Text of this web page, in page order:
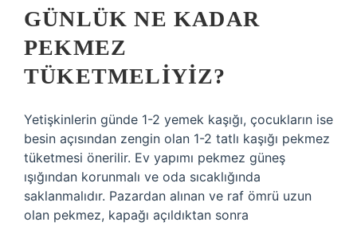
GÜNLÜK NE KADAR
PEKMEZ
TÜKETMELIYIZ?
Yetişkinlerin günde 1-2 yemek kaşığı, çocukların ise
besin açısından zengin olan 1-2 tatlı kaşığı pekmez
tüketmesi önerilir. Ev yapımı pekmez güneş
ışığından korunmalı ve oda sıcaklığında
saklanmalıdır. Pazardan alınan ve raf ömrü uzun
olan pekmez, kapağı açıldıktan sonra